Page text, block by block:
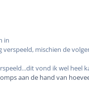
in
mischien de
vond ik wel heel
aan de hand van